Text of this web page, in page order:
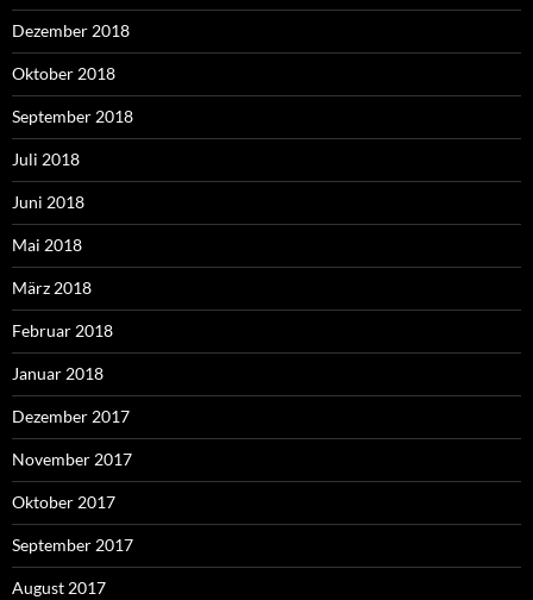
Dezember 2018
Oktober 2018
September 2018
Juli 2018
Juni 2018
Mai 2018
März 2018
Februar 2018
Januar 2018
Dezember 2017
November 2017
Oktober 2017
September 2017
August 2017